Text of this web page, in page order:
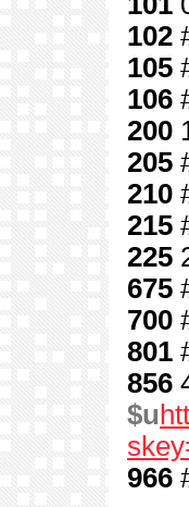
102
105
106
200
205
210
215
225
675
700
801
856
$u
966